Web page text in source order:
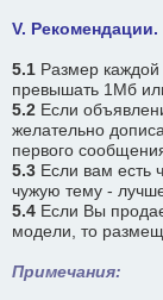
V. Рекомендации.
5.1 Размер
превышать 1Мб
5.2 Если
желательно
первого
5.3 Если вам есть
чужую тему -
5.4 Если Вы
модели, то
Примечания: